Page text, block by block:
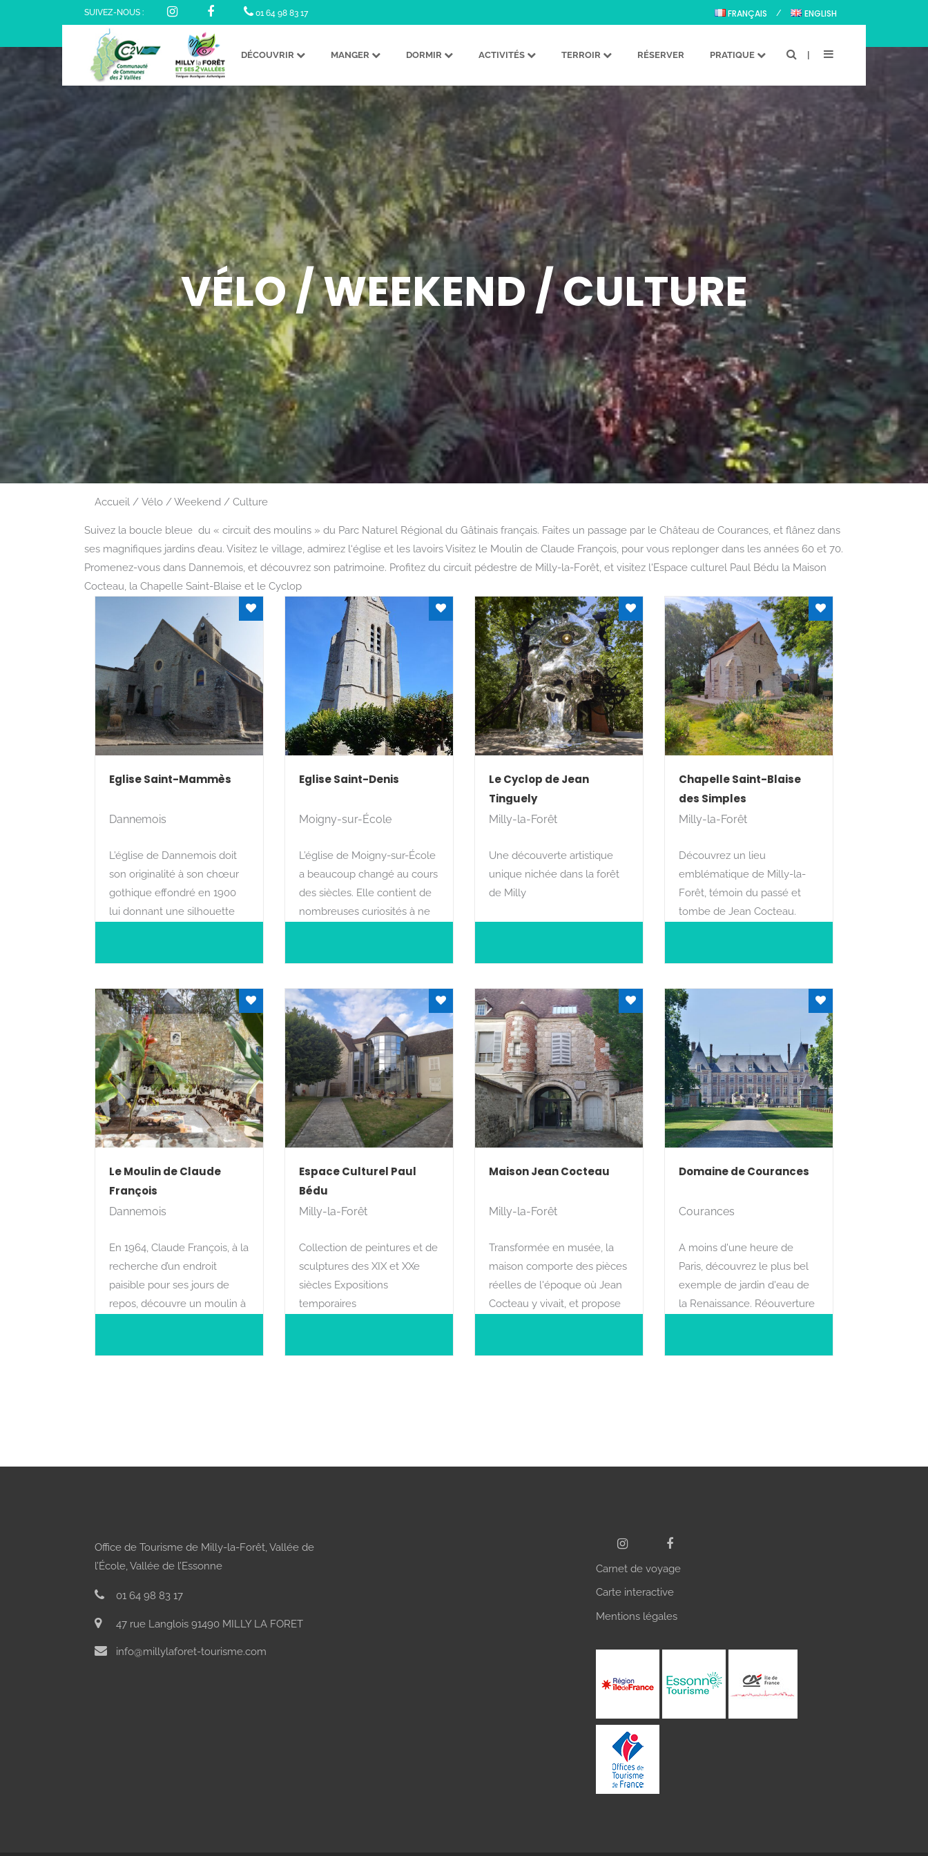
SUIVEZ-NOUS : 01 64 98 83 17 FRANÇAIS ENGLISH
DÉCOUVRIR MANGER DORMIR ACTIVITÉS TERROIR RÉSERVER PRATIQUE
VÉLO / WEEKEND / CULTURE
Accueil Vélo / Weekend / Culture
Suivez la boucle bleue du « circuit des moulins » du Parc Naturel Régional du Gâtinais français. Faites un passage par le Château de Courances, et flânez dans
ses magnifiques jardins d’eau. Visitez le village, admirez l‘église et les lavoirs Visitez le Moulin de Claude François, pour vous replonger dans les années 60 et 70.
Promenez-vous dans Dannemois, et découvrez son patrimoine. Profitez du circuit pédestre de Milly-la-Forêt, et visitez l'Espace culturel Paul Bédu la Maison
Cocteau, la Chapelle Saint-Blaise et le Cyclop
Eglise Saint-Mammès
Dannemois
L’église de Dannemois doit
son originalité à son chœur
gothique effondré en 1900
lui donnant une silhouette
Eglise Saint-Denis
Moigny-sur-École
L’église de Moigny-sur-École
a beaucoup changé au cours
des siècles. Elle contient de
nombreuses curiosités à ne
Le Cyclop de Jean
Tinguely
Milly-la-Forêt
Une découverte artistique
unique nichée dans la forêt
de Milly
Chapelle Saint-Blaise
des Simples
Milly-la-Forêt
Découvrez un lieu
emblématique de Milly-la-
Forêt, témoin du passé et
tombe de Jean Cocteau.
Le Moulin de Claude
François
Dannemois
En 1964, Claude François, à la
recherche d’un endroit
paisible pour ses jours de
repos, découvre un moulin à
Dannemois.
Espace Culturel Paul
Bédu
Milly-la-Forêt
Collection de peintures et de
sculptures des XIX et XXe
siècles Expositions
temporaires
Maison Jean Cocteau
Milly-la-Forêt
Transformée en musée, la
maison comporte des pièces
réelles de l'époque où Jean
Cocteau y vivait, et propose
et baroque du poète.
Domaine de Courances
Courances
A moins d'une heure de
Paris, découvrez le plus bel
exemple de jardin d'eau de
la Renaissance. Réouverture
Office de Tourisme de Milly-la-Forêt, Vallée de
l’École, Vallée de l’Essonne
01 64 98 83 17
47 rue Langlois 91490 MILLY LA FORET
info@millylaforet-tourisme.com
Carnet de voyage
Carte interactive
Mentions légales